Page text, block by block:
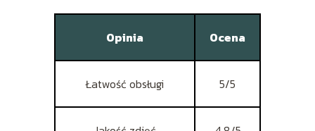
Opinia Ocena
Łatwość obsługi 5/5